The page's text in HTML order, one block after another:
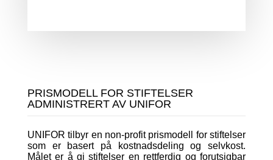
PRISMODELL FOR STIFTELSER
ADMINISTRERT AV UNIFOR
UNIFOR tilbyr en non-profit prismodell for stiftelser
som er basert på kostnadsdeling og selvkost.
Målet er å gi stiftelser en rettferdig og forutsigbar